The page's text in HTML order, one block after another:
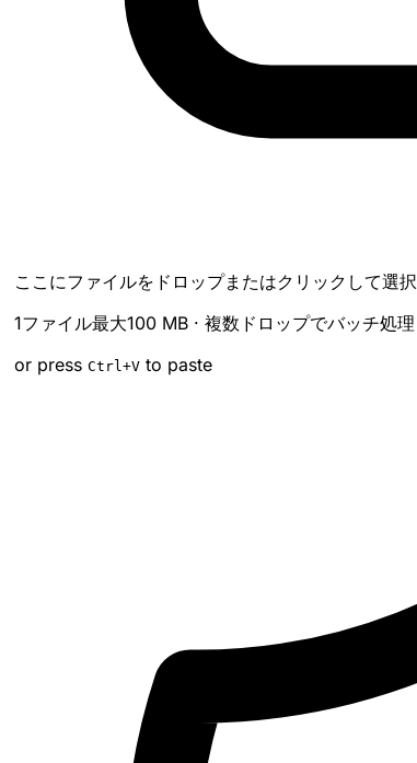
ここにファイルをドロップまたはクリックして選択
1ファイル最大100 MB · 複数ドロップでバッチ処理
or press Ctrl +V to paste